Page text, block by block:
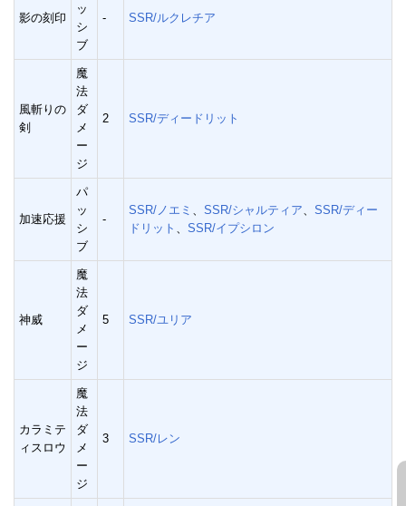
影の刻印
ッ
シ
ブ
- SSR/ルクレチア
風斬りの
剣
魔
法
ダ
メ
ー
ジ
2 SSR/ディードリット
加速応援
パ
ッ
シ
ブ
-
SSR/ノエミ SSR/シャルティア
SSR/ディー
ドリット
SSR/イプシロン
神威
魔
法
ダ
メ
ー
ジ
5 SSR/ユリア
カラミテ
ィスロウ
魔
法
ダ
メ
ー
ジ
3 SSR/レン